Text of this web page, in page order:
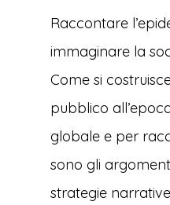
Raccontare
immaginare la
Come si
pubblico
globale e per
sono gli
strategie